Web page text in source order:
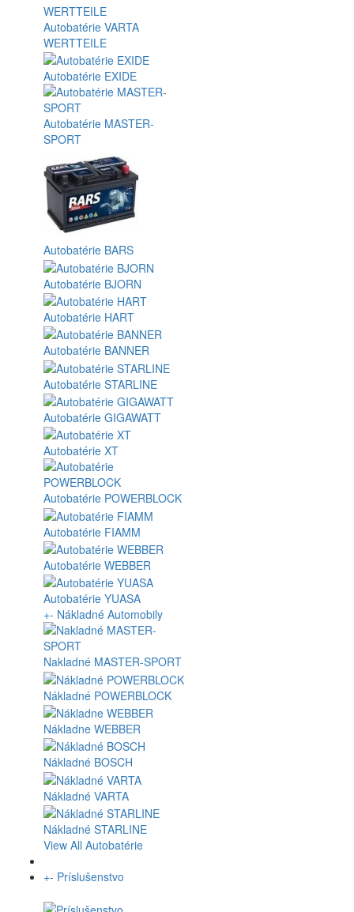
Autobatérie VARTA
WERTTEILE
Autobatérie EXIDE
Autobatérie MASTER-
SPORT
Autobatérie BARS
Autobatérie BJORN
Autobatérie HART
Autobatérie BANNER
Autobatérie STARLINE
Autobatérie GIGAWATT
Autobatérie XT
Autobatérie POWERBLOCK
Autobatérie FIAMM
Autobatérie WEBBER
Autobatérie YUASA
+- Nákladné Automobily
Nakladné MASTER-SPORT
Nákladné POWERBLOCK
Nákladne WEBBER
Nákladné BOSCH
Nákladné VARTA
Nákladné STARLINE
View All Autobatérie
+- Príslušenstvo